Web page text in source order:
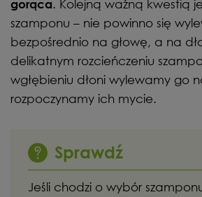
gorąca. Kolejną ważną kwestią
szamponu – nie powinno się
bezpośrednio na głowę, a na
delikatnym rozcieńczeniu
wgłębieniu dłoni wylewamy go
rozpoczynamy ich mycie.
Sprawdź
Jeśli chodzi o wybór